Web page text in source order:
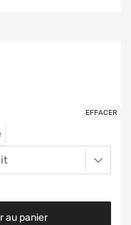
EFFACER
au panier